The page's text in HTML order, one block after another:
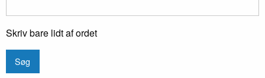
Skriv bare lidt af ordet